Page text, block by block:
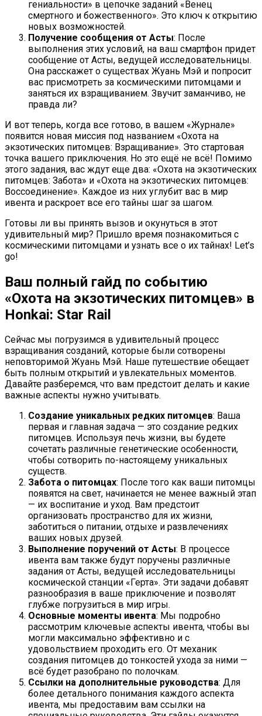
гениальности» в цепочке заданий «Венец
смертного и божественного». Это ключ к открытию
новых возможностей.
Получение сообщения от Асты: После
выполнения этих условий, на ваш смартфон придет
сообщение от Асты, ведущей исследовательницы.
Она расскажет о существах Жуань Мэй и попросит
вас присмотреть за космическими питомцами и
заняться их взращиванием. Звучит заманчиво, не
правда ли?
И вот теперь, когда все готово, в вашем «Журнале»
появится новая миссия под названием «Охота на
экзотических питомцев: Взращивание». Это стартовая
точка вашего приключения. Но это ещё не всё! Помимо
этого задания, вас ждут еще два: «Охота на экзотических
питомцев: Забота» и «Охота на экзотических питомцев:
Воссоединение». Каждое из них углубит вас в мир
ивента и раскроет все его тайны шаг за шагом.
Готовы ли вы принять вызов и окунуться в этот
удивительный мир? Пришло время познакомиться с
космическими питомцами и узнать все о их тайнах! Let’s
go!
Ваш полный гайд по событию
«Охота на экзотических питомцев» в
Honkai: Star Rail
Сейчас мы погрузимся в удивительный процесс
взращивания созданий, которые были сотворены
неповторимой Жуань Мэй. Наше путешествие обещает
быть полным открытий и увлекательных моментов.
Давайте разберемся, что вам предстоит делать и какие
важные аспекты нужно учитывать.
Создание уникальных редких питомцев: Ваша
первая и главная задача — это создание редких
питомцев. Используя печь жизни, вы будете
сочетать различные генетические особенности,
чтобы сотворить по-настоящему уникальных
существ.
Забота о питомцах: После того как ваши питомцы
появятся на свет, начинается не менее важный этап
— их воспитание и уход. Вам предстоит
организовать пространство для их жизни,
заботиться о питании, отдыхе и развлечениях
ваших новых друзей.
Выполнение поручений от Асты: В процессе
ивента вам также будут поручены различные
задания от Асты, ведущей исследовательницы
космической станции «Герта». Эти задачи добавят
разнообразия в ваше приключение и позволят
глубже погрузиться в мир игры.
Основные моменты ивента: Мы подробно
рассмотрим ключевые аспекты ивента, чтобы вы
могли максимально эффективно и с
удовольствием проходить его. От механик
создания питомцев до тонкостей ухода за ними —
всё будет разобрано по полочкам.
Ссылки на дополнительные руководства: Для
более детального понимания каждого аспекта
ивента, мы предоставим вам ссылки на